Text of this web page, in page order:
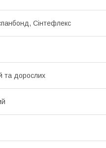
Сінтефлекс
та дорослих